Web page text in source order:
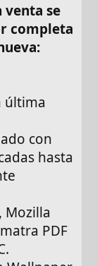
venta se
completa
última
con
hasta
Mozilla
PDF